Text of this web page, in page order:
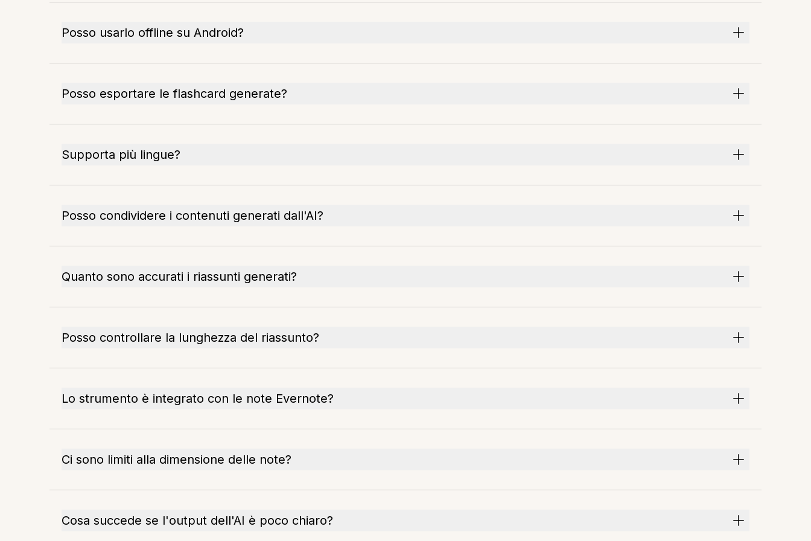
Posso usarlo offline su Android?
Posso esportare le flashcard generate?
Supporta più lingue?
Posso condividere i contenuti generati dall'AI?
Quanto sono accurati i riassunti generati?
Posso controllare la lunghezza del riassunto?
Lo strumento è integrato con le note Evernote?
Ci sono limiti alla dimensione delle note?
Cosa succede se l'output dell'AI è poco chiaro?